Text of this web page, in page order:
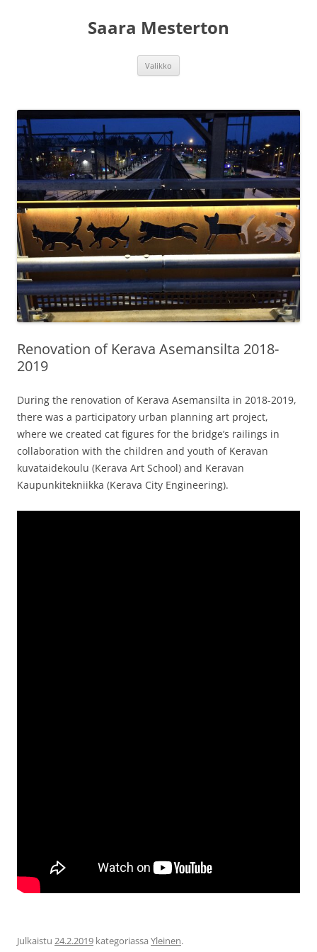
Saara Mesterton
Valikko
Renovation of Kerava Asemansilta 2018-
2019
During the renovation of Kerava Asemansilta in 2018-2019,
there was a participatory urban planning art project,
where we created cat figures for the bridge’s railings in
collaboration with the children and youth of Keravan
kuvataidekoulu (Kerava Art School) and Keravan
Kaupunkitekniikka (Kerava City Engineering).
Julkaistu 24.2.2019 kategoriassa Yleinen.